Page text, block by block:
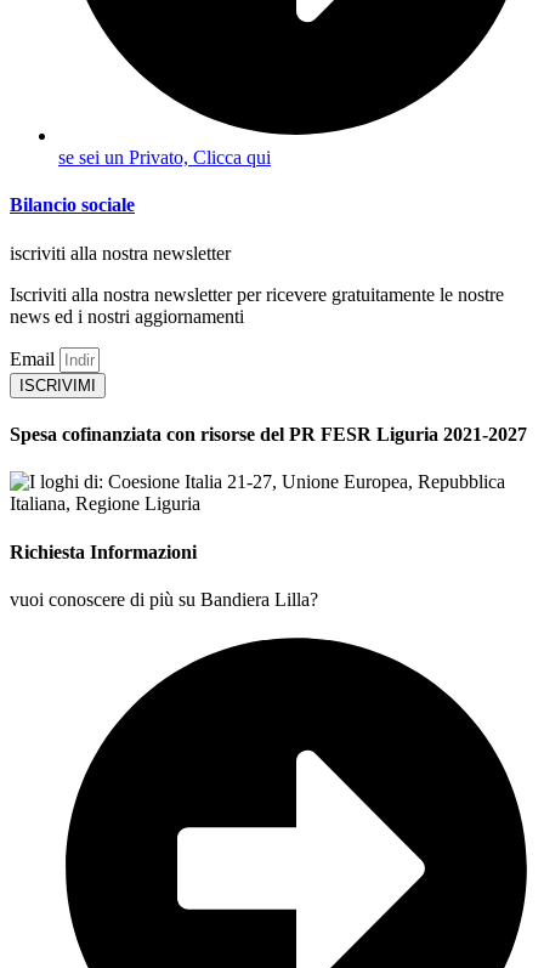
se sei un Privato, Clicca qui
Bilancio sociale
iscriviti alla nostra newsletter
Iscriviti alla nostra newsletter per ricevere gratuitamente le nostre
news ed i nostri aggiornamenti
Email
ISCRIVIMI
Spesa cofinanziata con risorse del PR FESR Liguria 2021-2027
Richiesta Informazioni
vuoi conoscere di più su Bandiera Lilla?